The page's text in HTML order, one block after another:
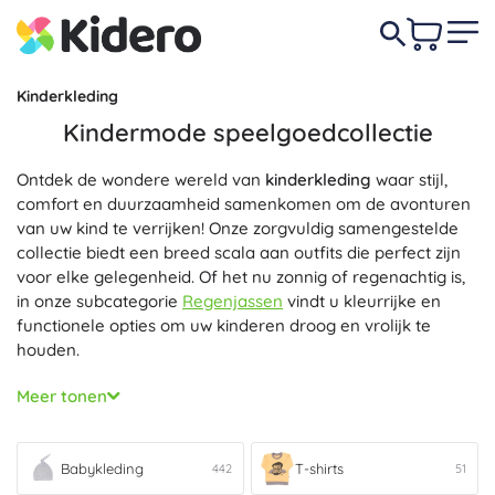
Kinderkleding
Kindermode speelgoedcollectie
Ontdek de wondere wereld van kinderkleding waar stijl,
comfort en duurzaamheid samenkomen om de avonturen
van uw kind te verrijken! Onze zorgvuldig samengestelde
collectie biedt een breed scala aan outfits die perfect zijn
voor elke gelegenheid. Of het nu zonnig of regenachtig is,
in onze subcategorie Regenjassen vindt u kleurrijke en
functionele opties om uw kinderen droog en vrolijk te
houden.
Elke dag is een nieuwe kans voor kinderen om hun unieke
persoonlijkheid te uiten, en met ons
moeiteloos upgraden. Stap in stijl met onze
verscheidenheid aan
die zowel praktisch als
Meer tonen
Babykleding 442 T-shirts 51